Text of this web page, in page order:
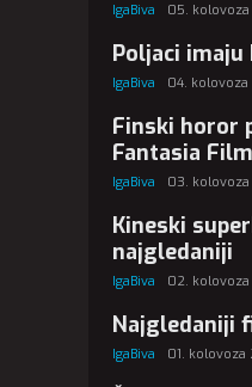
IgaBiva 05.
Poljaci
IgaBiva 04.
Finski horor
Fantasia
IgaBiva 03.
Kineski
najgledaniji
IgaBiva 02.
Najgledaniji
IgaBiva 01. kolovoza